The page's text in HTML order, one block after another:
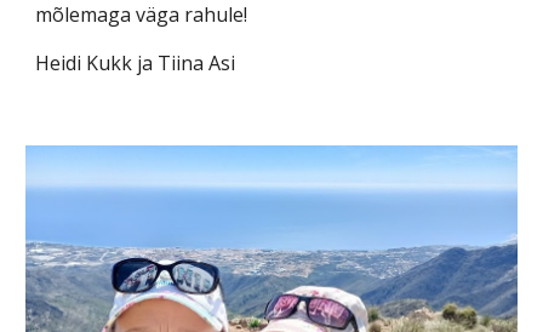
mõlemaga väga rahule!
Heidi Kukk ja Tiina Asi